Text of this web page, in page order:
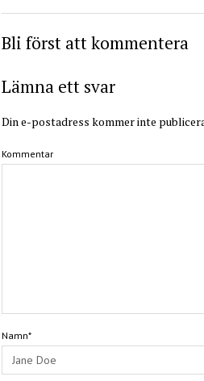
Bli först att kommentera
Lämna ett svar
Din e-postadress kommer inte
Kommentar
Namn*